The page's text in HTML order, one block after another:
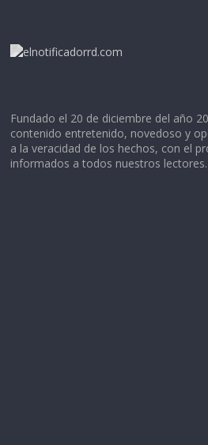
Fundado el 20 de diciembre del año
contenido entretenido, novedoso y
a la veracidad de los hechos, con el
informados a todos nuestros lectores.